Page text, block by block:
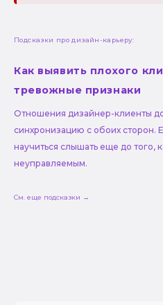
Подсказки про дизайн-карьеру:
Как выявить плохого
тревожные признаки
Отношения дизайнер-клиенты
синхронизацию с обоих сторон.
научиться слышать еще до того,
неуправляемым.
См. еще подсказки →